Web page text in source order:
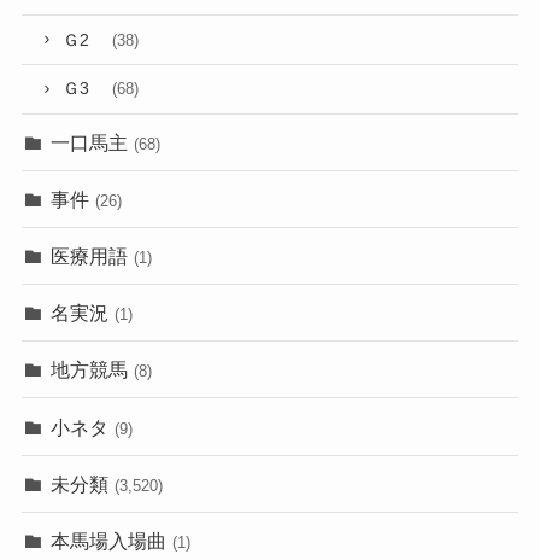
Ｇ2 (38)
Ｇ3 (68)
一口馬主 (68)
事件 (26)
医療用語 (1)
名実況 (1)
地方競馬 (8)
小ネタ (9)
未分類 (3,520)
本馬場入場曲 (1)